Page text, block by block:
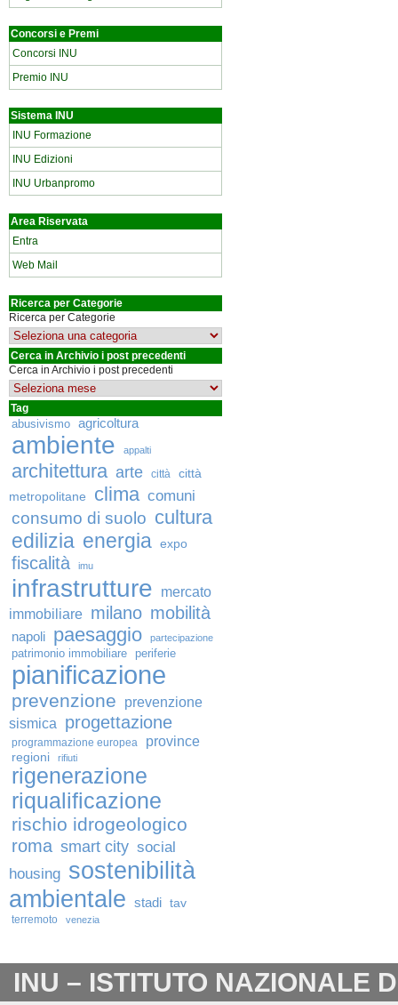
Concorsi e Premi
Concorsi INU
Premio INU
Sistema INU
INU Formazione
INU Edizioni
INU Urbanpromo
Area Riservata
Entra
Web Mail
Ricerca per Categorie
Ricerca per Categorie
Cerca in Archivio i post precedenti
Cerca in Archivio i post precedenti
Tag
abusivismo agricoltura
ambiente appalti
architettura arte città
città
metropolitane
clima comuni
consumo di suolo cultura
edilizia energia expo
fiscalità imu
infrastrutture
mercato
immobiliare milano mobilità
napoli paesaggio partecipazione
patrimonio immobiliare periferie
pianificazione
prevenzione
prevenzione
sismica
progettazione
programmazione europea province
regioni rifiuti
rigenerazione
riqualificazione
rischio idrogeologico
roma smart city social
housing sostenibilità
ambientale stadi tav
terremoto venezia
INU – ISTITUTO NAZIONALE